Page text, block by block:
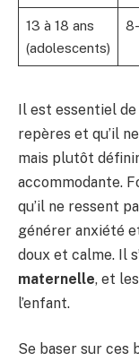
13 à 18 ans
(adolescents)
Il est essentiel
repères et qu’il
mais plutôt
accommodante.
qu’il ne ressent
générer anxiété
doux et calme. Il
maternelle, et
l’enfant.
Se baser sur ces